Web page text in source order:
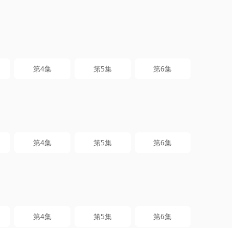
第4集 第5集 第6集
第4集 第5集 第6集
第4集 第5集 第6集